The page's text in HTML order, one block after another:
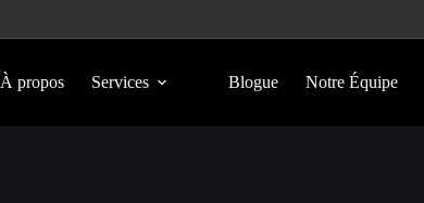
À propos Services Blogue Notre Équipe